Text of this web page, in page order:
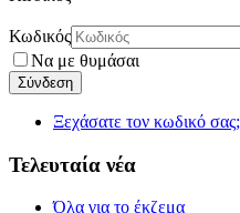
Κωδικός
Να με θυμάσαι
Ξεχάσατε τον κωδικό σας;
Τελευταία νέα
Όλα για το έκζεμα